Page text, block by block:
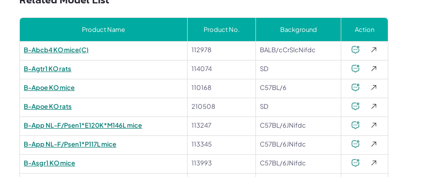
Product Name Product No. Background Action
B-Abcb4 KO mice(C) 112978 BALB/cCrSlcNifdc
B-Agtr1 KO rats 114074 SD
B-Apoe KO mice 110168 C57BL/6
B-Apoe KO rats 210508 SD
B-App NL-F/Psen1*E120K*M146L mice 113247 C57BL/6JNifdc
B-App NL-F/Psen1*P117L mice 113345 C57BL/6JNifdc
B-Asgr1 KO mice 113993 C57BL/6JNifdc